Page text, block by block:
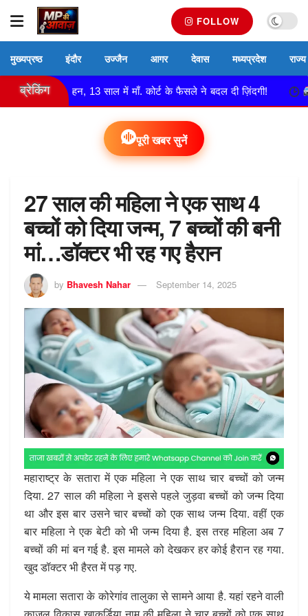
FOLLOW
मुख्यप्रष्ठ इंदौर उज्जैन आगर देवास मध्यप्रदेश राज्य
ब्रेकिंग
दुल्हन, 13 साल में माँ. कोर्ट के फैसले ने बदल दी ज़िंदगी!
पूरी खबर सुनें
27 साल की महिला ने एक साथ 4
बच्चों को दिया जन्म, 7 बच्चों की बनी
मां…डॉक्टर भी रह गए हैरान
by Bhavesh Nahar September 14, 2025
महाराष्ट्र के सतारा में एक महिला ने एक साथ चार बच्चों को जन्म
दिया. 27 साल की महिला ने इससे पहले जुड़वा बच्चों को जन्म दिया
था और इस बार उसने चार बच्चों को एक साथ जन्म दिया. वहीं एक
बार महिला ने एक बेटी को भी जन्म दिया है. इस तरह महिला अब 7
बच्चों की मां बन गई है. इस मामले को देखकर हर कोई हैरान रह गया.
खुद डॉक्टर भी हैरत में पड़ गए.
ये मामला सतारा के कोरेगांव तालुका से सामने आया है. यहां रहने वाली